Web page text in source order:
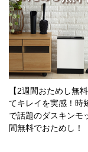
【2週間おためし無
てキレイを実感！時
で話題のダスキンモ
間無料でおためし！